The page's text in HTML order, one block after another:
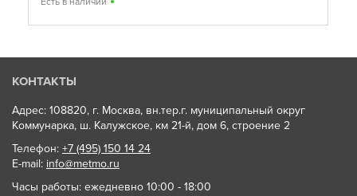
КОНТАКТЫ
Адрес: 108820, г. Москва, вн.тер.г. муниципальный округ
Коммунарка, ш. Калужское, км 21-й, дом 6, строение 2
Телефон: +7 (495) 150 14 24
E-mail: info@metmo.ru
Часы работы: ежедневно 10:00 - 18:00